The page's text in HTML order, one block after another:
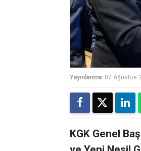
Yayınlanma: 07 Ağustos
KGK Genel